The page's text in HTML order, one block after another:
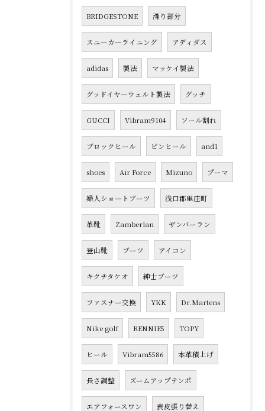
BRIDGESTONE 滑り部分
スニーカーライニング アディダス
adidas 製法 マッケイ製法
グッドイヤーウェルト製法 グッチ
GUCCI Vibram9104 ソール割れ
ブロックヒール ピンヒール and1
shoes Air Force Mizuno プーマ
婦人ショートブーツ 浅口郡里庄町
革靴 Zamberlan ザンバーラン
登山靴 ブーツ アイコン
キクチタケオ 紳士ブーツ
ファスナー交換 YKK Dr.Martens
Nike golf RENNIE5 TOPY
ヒール Vibram5586 本革積上げ
長さ調整 ズームアップテンポ
エアフォースワン 表皮張り替え